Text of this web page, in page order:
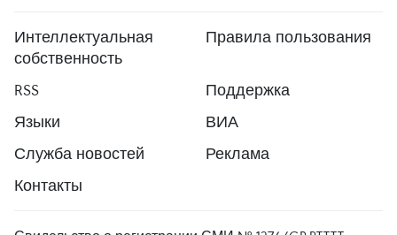
Интеллектуальная
собственность
Правила пользования
RSS
Поддержка
Языки
ВИА
Служба новостей
Реклама
Контакты